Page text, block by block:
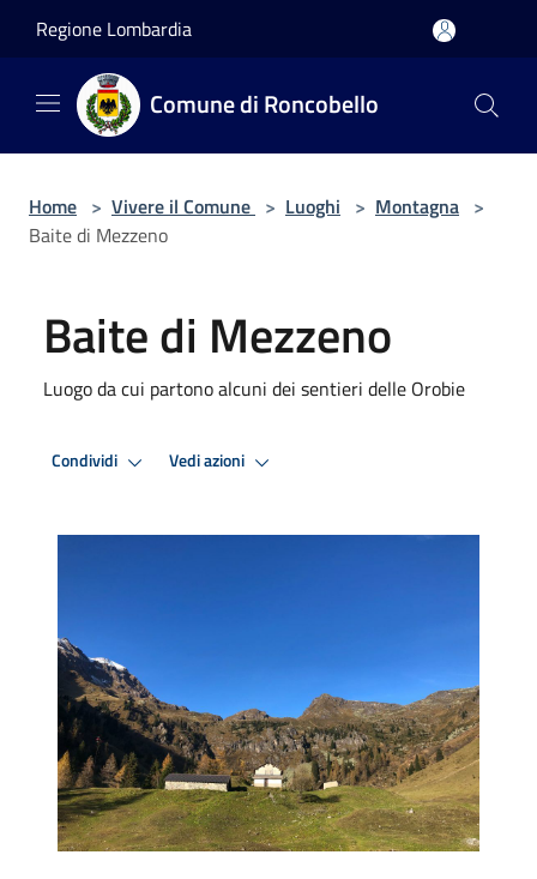
Regione Lombardia
Comune di Roncobello
Home > Vivere il Comune > Luoghi > Montagna >
Baite di Mezzeno
Baite di Mezzeno
Luogo da cui partono alcuni dei sentieri delle Orobie
Condividi Vedi azioni